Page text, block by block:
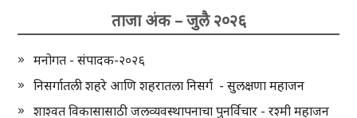
ताजा अंक – जुलै २०२६
मनोगत - संपादक-२०२६
निसर्गातली शहरे आणि शहरातला निसर्ग - सुलक्षणा महाजन
शाश्वत विकासासाठी जलव्यवस्थापनाचा पुनर्विचार - रश्मी महाजन